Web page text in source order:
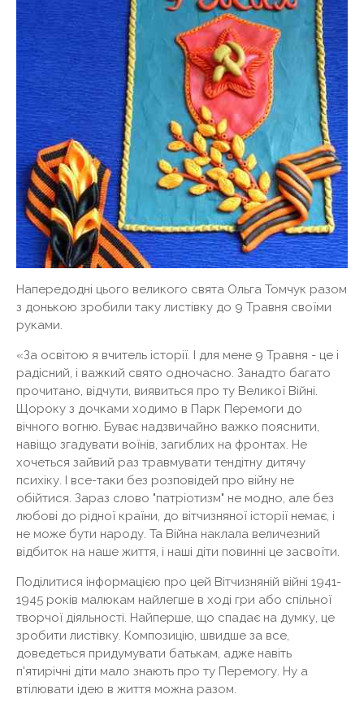
Напередодні цього великого свята Ольга Томчук разом
з донькою зробили таку листівку до 9 Травня своїми
руками.
«За освітою я вчитель історії. І для мене 9 Травня - це і
радісний, і важкий свято одночасно. Занадто багато
прочитано, відчути, виявиться про ту Великої Війні.
Щороку з дочками ходимо в Парк Перемоги до
вічного вогню. Буває надзвичайно важко пояснити,
навіщо згадувати воїнів, загиблих на фронтах. Не
хочеться зайвий раз травмувати тендітну дитячу
психіку. І все-таки без розповідей про війну не
обійтися. Зараз слово "патріотизм" не модно, але без
любові до рідної країни, до вітчизняної історії немає, і
не може бути народу. Та Війна наклала величезний
відбиток на наше життя, і наші діти повинні це засвоїти.
Поділитися інформацією про цей Вітчизняній війні 1941-
1945 років малюкам найлегше в ході гри або спільної
творчої діяльності. Найперше, що спадає на думку, це
зробити листівку. Композицію, швидше за все,
доведеться придумувати батькам, адже навіть
п'ятирічні діти мало знають про ту Перемогу. Ну а
втілювати ідею в життя можна разом.